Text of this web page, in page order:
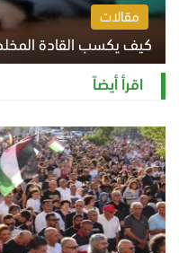
مقالات
كيف يكسب القادة
الثلاثاء 4 أغسطس 2026 12:27 م
اقرأ أيضاً